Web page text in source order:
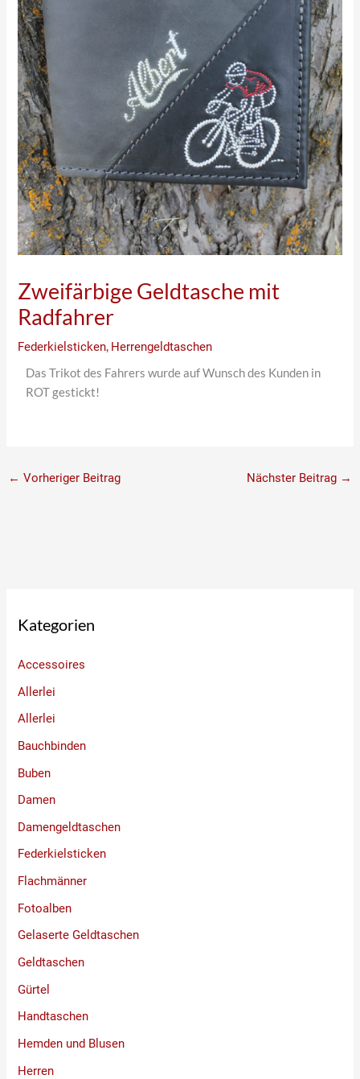
Zweifärbige Geldtasche mit
Radfahrer
Federkielsticken, Herrengeldtaschen
Das Trikot des Fahrers wurde auf Wunsch des Kunden in
ROT gestickt!
← Vorheriger Beitrag Nächster Beitrag →
Kategorien
Accessoires
Allerlei
Allerlei
Bauchbinden
Buben
Damen
Damengeldtaschen
Federkielsticken
Flachmänner
Fotoalben
Gelaserte Geldtaschen
Geldtaschen
Gürtel
Handtaschen
Hemden und Blusen
Herren